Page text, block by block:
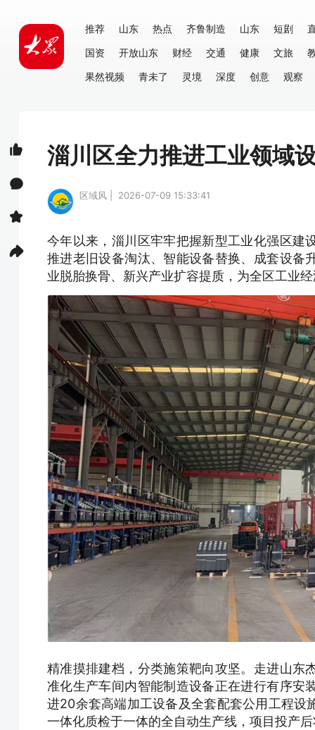
推荐 山东 热点 齐鲁制造 山东 短剧
国资
开放山东 财经 交通 健康 文旅
果然视频
青未了 灵境 深度 创意 观察
淄川区全力推进工业领域
区域风 | 2026-07-09 15:33:41
今年以来，淄川区牢牢把握新型工业化强区建
推进老旧设备淘汰、智能设备替换、成套设备
业脱胎换骨、新兴产业扩容提质，为全区工业
精准摸排建档，分类施策靶向攻坚。走进山东
准化生产车间内智能制造设备正在进行有序安
进20余套高端加工设备及全套配套公用工程设
一体化质检于一体的全自动生产线，项目投产